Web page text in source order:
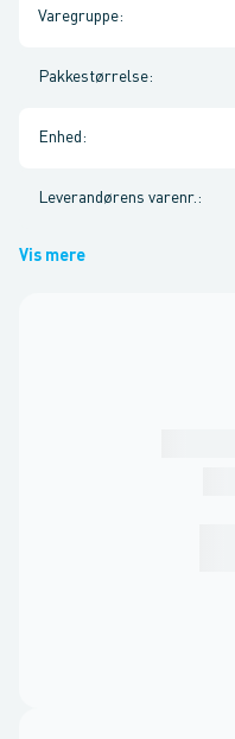
Varegruppe:
Pakkestørrelse:
Enhed :
Leverandørens varenr. :
Vis mere